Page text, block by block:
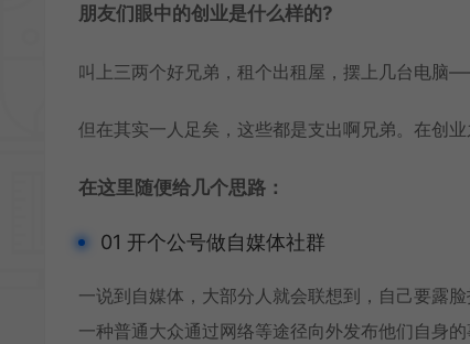
朋友们眼中的创业是什么样的?
叫上三两个好兄弟，租个出租屋，摆上几台电脑
但在其实一人足矣，这些都是支出啊兄弟。在创
在这里随便给几个思路：
01 开个公号做自媒体社群
一说到自媒体，大部分人就会联想到，自己要露
一种普通大众通过网络等途径向外发布他们自身的